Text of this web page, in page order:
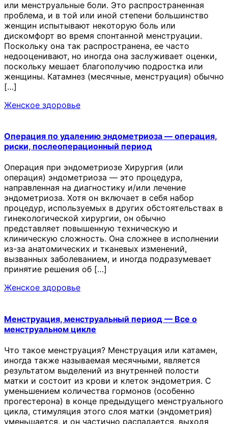
или менструальные боли. Это распространенная
проблема, и в той или иной степени большинство
женщин испытывают некоторую боль или
дискомфорт во время спонтанной менструации.
Поскольку она так распространена, ее часто
недооценивают, но иногда она заслуживает оценки,
поскольку мешает благополучию подростка или
женщины. Катамнез (месячные, менструация) обычно
[…]
Женское здоровье
Операция по удалению эндометриоза — операция,
риски, послеоперационный период
Операция при эндометриозе Хирургия (или
операция) эндометриоза — это процедура,
направленная на диагностику и/или лечение
эндометриоза. Хотя он включает в себя набор
процедур, используемых в других обстоятельствах в
гинекологической хирургии, он обычно
представляет повышенную техническую и
клиническую сложность. Она сложнее в исполнении
из-за анатомических и тканевых изменений,
вызванных заболеванием, и иногда подразумевает
принятие решения об […]
Женское здоровье
Менструация, менструальный период — Все о
менструальном цикле
Что такое менструация? Менструация или катамен,
иногда также называемая месячными, является
результатом выделений из внутренней полости
матки и состоит из крови и клеток эндометрия. С
уменьшением количества гормонов (особенно
прогестерона) в конце предыдущего менструального
цикла, стимуляция этого слоя матки (эндометрия)
уменьшается, и он частично распадается, выходя